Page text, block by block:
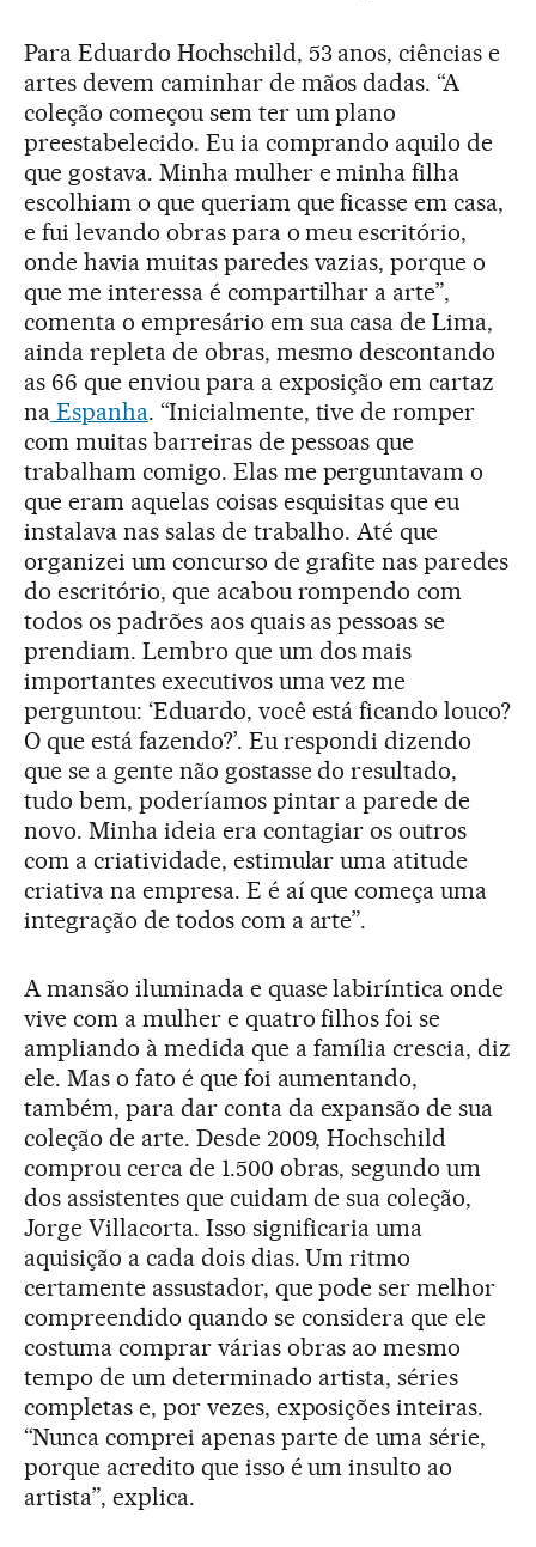
Para Eduardo Hochschild, 53 anos, ciências e
artes devem caminhar de mãos dadas. “A
coleção começou sem ter um plano
preestabelecido. Eu ia comprando aquilo de
que gostava. Minha mulher e minha filha
escolhiam o que queriam que ficasse em casa,
e fui levando obras para o meu escritório,
onde havia muitas paredes vazias, porque o
que me interessa é compartilhar a arte”,
comenta o empresário em sua casa de Lima,
ainda repleta de obras, mesmo descontando
as 66 que enviou para a exposição em cartaz
naEspanha. “Inicialmente, tive de romper
com muitas barreiras de pessoas que
trabalham comigo. Elas me perguntavam o
que eram aquelas coisas esquisitas que eu
instalava nas salas de trabalho. Até que
organizei um concurso de grafite nas paredes
do escritório, que acabou rompendo com
todos os padrões aos quais as pessoas se
prendiam. Lembro que um dos mais
importantes executivos uma vez me
perguntou: ‘Eduardo, você está ficando louco?
O que está fazendo?’. Eu respondi dizendo
que se a gente não gostasse do resultado,
tudo bem, poderíamos pintar a parede de
novo. Minha ideia era contagiar os outros
com a criatividade, estimular uma atitude
criativa na empresa. E é aí que começa uma
integração de todos com a arte”.
A mansão iluminada e quase labiríntica onde
vive com a mulher e quatro filhos foi se
ampliando à medida que a família crescia, diz
ele. Mas o fato é que foi aumentando,
também, para dar conta da expansão de sua
coleção de arte. Desde 2009, Hochschild
comprou cerca de 1.500 obras, segundo um
dos assistentes que cuidam de sua coleção,
Jorge Villacorta. Isso significaria uma
aquisição a cada dois dias. Um ritmo
certamente assustador, que pode ser melhor
compreendido quando se considera que ele
costuma comprar várias obras ao mesmo
tempo de um determinado artista, séries
completas e, por vezes, exposições inteiras.
“Nunca comprei apenas parte de uma série,
porque acredito que isso é um insulto ao
artista”, explica.